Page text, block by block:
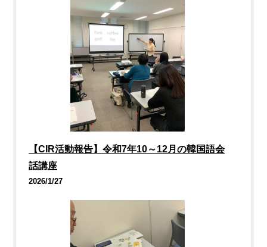
【CIR活動報告】令和7年10～12月の韓国語会
話講座
2026/1/27